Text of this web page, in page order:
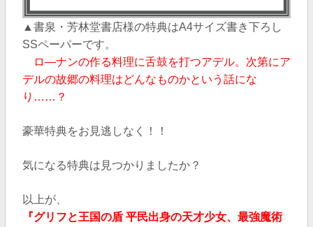
▲書泉・芳林堂書店様の特典はA4サイズ書き下ろし
SSペーパーです。
ロ―ナンの作る料理に舌鼓を打つアデル。次第にア
デルの故郷の料理はどんなものかという話にな
り……？
豪華特典をお見逃しなく！！
気になる特典は見つかりましたか？
以上が、
『グリフと王国の盾 平民出身の天才少女、最強魔術